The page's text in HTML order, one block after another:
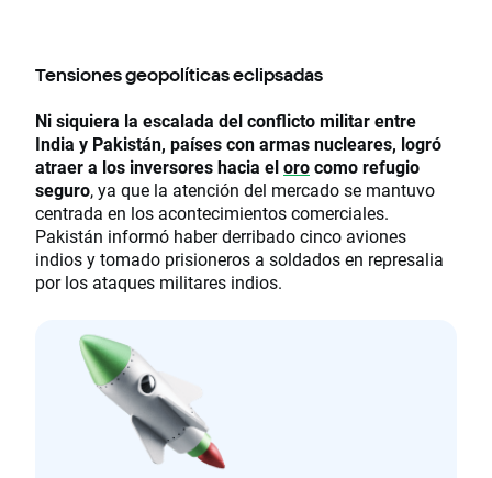
Tensiones geopolíticas eclipsadas
Ni siquiera la escalada del conflicto militar entre
India y Pakistán, países con armas nucleares, logró
atraer a los inversores hacia elorocomo refugio
seguro, ya que la atención del mercado se mantuvo
centrada en los acontecimientos comerciales.
Pakistán informó haber derribado cinco aviones
indios y tomado prisioneros a soldados en represalia
por los ataques militares indios.